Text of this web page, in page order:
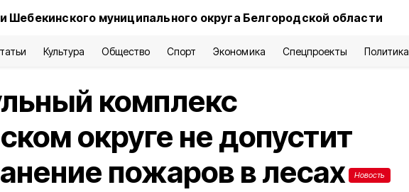
Шебекинского муниципального округа Белгородской области
Культура Общество Спорт Экономика Спецпроекты Политика
комплекс
округе не допустит
пожаров в лесах
Новость